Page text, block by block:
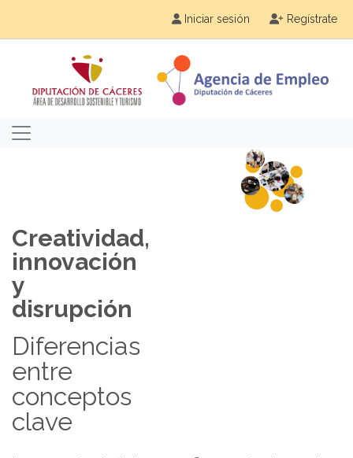
Iniciar sesión Regístrate
Creatividad,
innovación
y
disrupción
Diferencias
entre
conceptos
clave